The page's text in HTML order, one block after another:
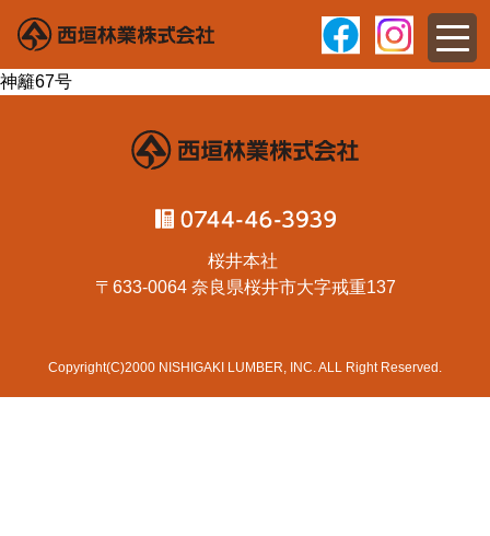
神籬67号
桜井本社
〒633-0064 奈良県桜井市大字戒重137
Copyright(C)2000 NISHIGAKI LUMBER, INC. ALL Right Reserved.